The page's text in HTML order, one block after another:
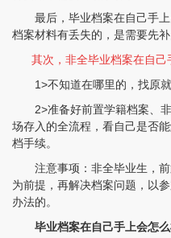
最后，毕业档案在自己手上
档案材料有丢失的，是需要先
其次，非全毕业档案在自己
1>不知道在哪里的，找原就
2>准备好前置学籍档案、非
场存入的全流程，看自己是否
档手续。
注意事项：非全毕业生，前
为前提，再解决档案问题，以
办法的。
毕业档案在自己手上会怎